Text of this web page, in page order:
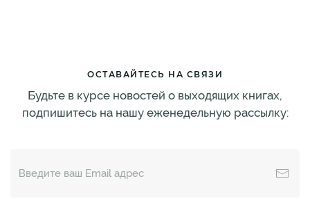
ОСТАВАЙТЕСЬ НА СВЯЗИ
Будьте в курсе новостей о выходящих книгах,
подпишитесь на нашу еженедельную рассылку: